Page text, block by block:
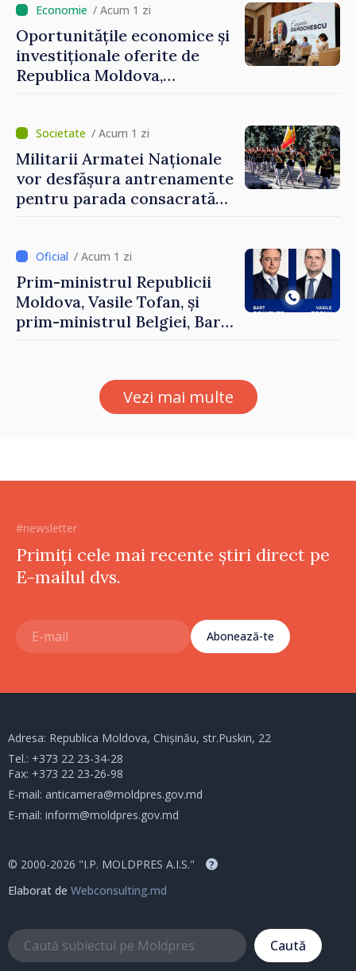
/ Acum 1 zi
Oportunitățile economice și
investiționale oferite de
Republica Moldova,
Forumul Diasporei
/ Acum 1 zi
Militarii Armatei Naționale
vor desfășura antrenamente
pentru parada consacrată
/ Acum 1 zi
Prim-ministrul Republicii
Moldova, Vasile Tofan, și
prim-ministrul Belgiei, Bart
al Republicii Moldova.
Vezi mai multe
#newsletter
Primiți cele mai recente știri direct pe
E-mailul dvs.
Abonează-te
Adresa: Republica Moldova, Chișinău, str.Puskin, 22
Tel.: +373 22 23-34-28
Fax: +373 22 23-26-98
E-mail: anticamera@moldpres.gov.md
E-mail: inform@moldpres.gov.md
© 2000-2026 "I.P. MOLDPRES A.I.S." ?
Elaborat de Webconsulting.md
Caută